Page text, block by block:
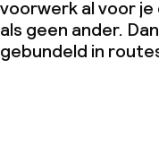
voorwerk al voor
als geen ander.
gebundeld in